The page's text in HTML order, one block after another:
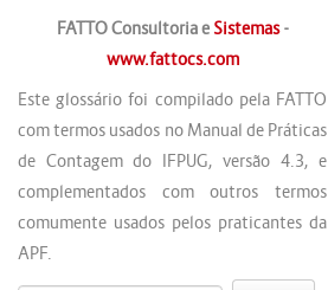
FATTO Consultoria e Sistemas-
www.fattocs.com
Este glossário foi compilado pela FATTO
com termos usados no Manual de Práticas
de Contagem do IFPUG, versão 4.3, e
complementados com outros termos
comumente usados pelos praticantes da
APF.